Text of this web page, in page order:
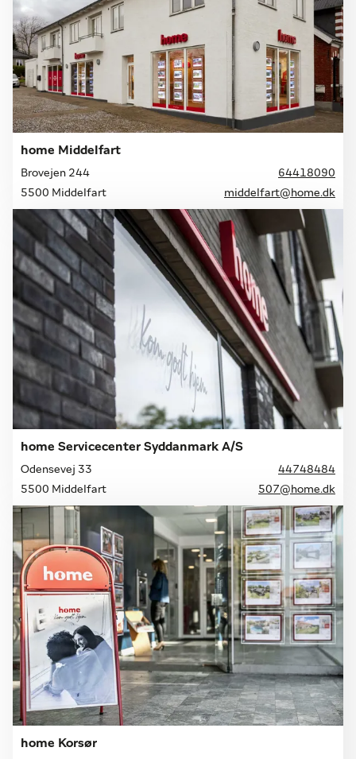
home Middelfart
Brovejen 244
64418090
5500 Middelfart
middelfart@home.dk
home Servicecenter Syddanmark A/S
Odensevej 33
44748484
5500 Middelfart
507@home.dk
home Korsør